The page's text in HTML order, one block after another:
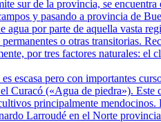
sur de la provincia, se
y pasando a provincia de
agua por parte de aquella vasta
o otras transitorias.
por tres factores naturales:
escasa pero con importantes
Curacó («Agua de piedra»).
principalmente
Larroudé en el Norte